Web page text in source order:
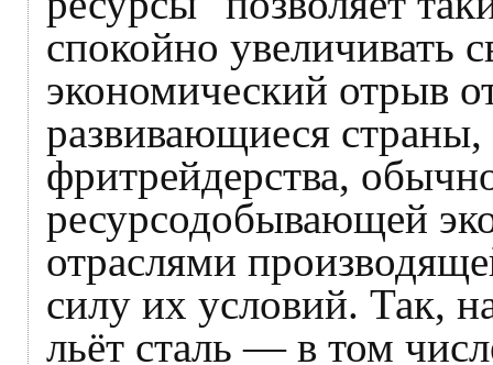
спокойно увеличивать
экономический отрыв
развивающиеся
фритрейдерства,
ресурсодобывающей
отраслями
силу их условий. Так,
льёт сталь — в том